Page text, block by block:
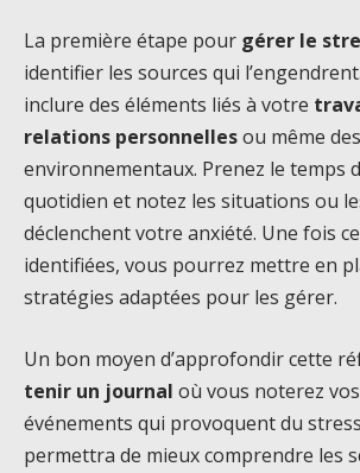
La première étape pour gérer le
identifier les sources qui
inclure des éléments liés à votre
relations personnellesou même
environnementaux. Prenez le temps
quotidien et notez les situations ou
déclenchent votre anxiété. Une fois
identifiées, vous pourrez mettre en
stratégies adaptées pour les gérer.
Un bon moyen d’approfondir cette
tenir un journal où vous noterez
événements qui provoquent du
permettra de mieux comprendre les